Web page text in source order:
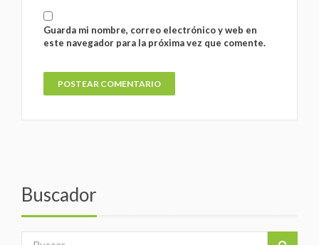
Guarda mi nombre, correo electrónico y web en
este navegador para la próxima vez que comente.
Buscador